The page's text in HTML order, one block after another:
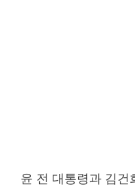
윤 전 대통령과 김건